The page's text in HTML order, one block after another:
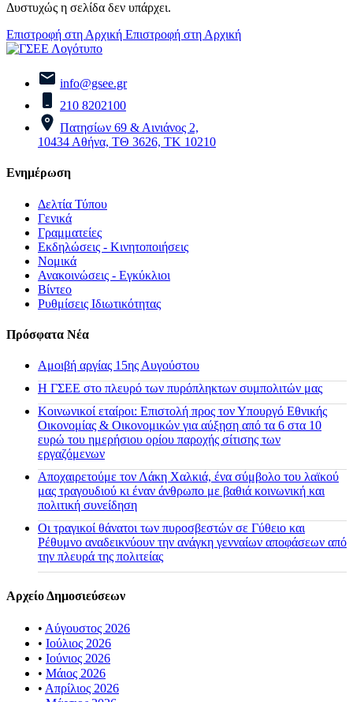
Δυστυχώς η σελίδα δεν υπάρχει.
Επιστροφή στη Αρχική Επιστροφή στη Αρχική
info@gsee.gr
210 8202100
Πατησίων 69 & Αινιάνος 2,
10434 Αθήνα, ΤΘ 3626, ΤΚ 10210
Ενημέρωση
Δελτία Τύπου
Γενικά
Γραμματείες
Εκδηλώσεις - Κινητοποιήσεις
Νομικά
Ανακοινώσεις - Εγκύκλιοι
Βίντεο
Ρυθμίσεις Ιδιωτικότητας
Πρόσφατα Νέα
Αμοιβή αργίας 15ης Αυγούστου
H ΓΣΕΕ στο πλευρό των πυρόπληκτων συμπολιτών μας
Κοινωνικοί εταίροι: Επιστολή προς τον Υπουργό Εθνικής
Οικονομίας & Οικονομικών για αύξηση από τα 6 στα 10
ευρώ του ημερήσιου ορίου παροχής σίτισης των
εργαζόμενων
Αποχαιρετούμε τον Λάκη Χαλκιά, ένα σύμβολο του λαϊκού
μας τραγουδιού κι έναν άνθρωπο με βαθιά κοινωνική και
πολιτική συνείδηση
Οι τραγικοί θάνατοι των πυροσβεστών σε Γύθειο και
Ρέθυμνο αναδεικνύουν την ανάγκη γενναίων αποφάσεων από
την πλευρά της πολιτείας
Αρχείο Δημοσιεύσεων
• Αύγουστος 2026
• Ιούλιος 2026
• Ιούνιος 2026
• Μάιος 2026
• Απρίλιος 2026